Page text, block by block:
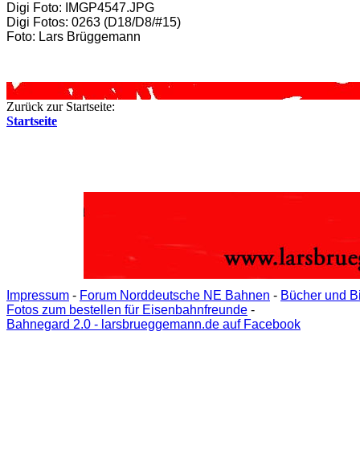
Digi Foto: IMGP4547.JPG
Digi Fotos: 0263 (D18/D8/#15)
Foto: Lars Brüggemann
Zurück zur Startseite:
Startseite
Impressum - Forum Norddeutsche NE Bahnen - Bücher und
Fotos zum bestellen für Eisenbahnfreunde -
Bahnegard 2.0 - larsbrueggemann.de auf Facebook